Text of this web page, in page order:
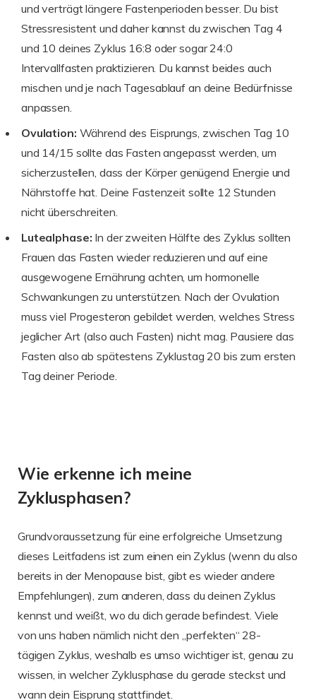
und verträgt längere Fastenperioden besser. Du bist
Stressresistent und daher kannst du zwischen Tag 4
und 10 deines Zyklus 16:8 oder sogar 24:0
Intervallfasten praktizieren. Du kannst beides auch
mischen und je nach Tagesablauf an deine Bedürfnisse
anpassen.
Ovulation: Während des Eisprungs, zwischen Tag 10
und 14/15 sollte das Fasten angepasst werden, um
sicherzustellen, dass der Körper genügend Energie und
Nährstoffe hat. Deine Fastenzeit sollte 12 Stunden
nicht überschreiten.
Lutealphase: In der zweiten Hälfte des Zyklus sollten
Frauen das Fasten wieder reduzieren und auf eine
ausgewogene Ernährung achten, um hormonelle
Schwankungen zu unterstützen. Nach der Ovulation
muss viel Progesteron gebildet werden, welches Stress
jeglicher Art (also auch Fasten) nicht mag. Pausiere das
Fasten also ab spätestens Zyklustag 20 bis zum ersten
Tag deiner Periode.
Wie erkenne ich meine
Zyklusphasen?
Grundvoraussetzung für eine erfolgreiche Umsetzung
dieses Leitfadens ist zum einen ein Zyklus (wenn du also
bereits in der Menopause bist, gibt es wieder andere
Empfehlungen), zum anderen, dass du deinen Zyklus
kennst und weißt, wo du dich gerade befindest. Viele
von uns haben nämlich nicht den „perfekten“ 28-
tägigen Zyklus, weshalb es umso wichtiger ist, genau zu
wissen, in welcher Zyklusphase du gerade steckst und
wann dein Eisprung stattfindet.